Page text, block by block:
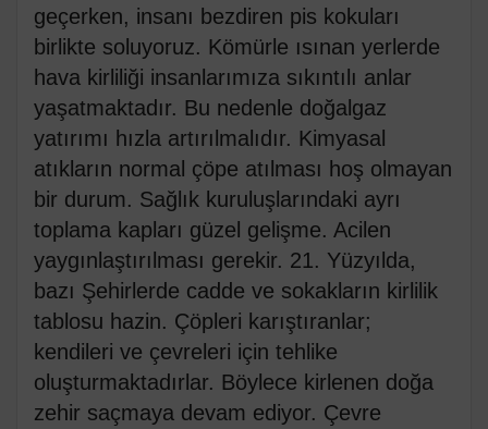
geçerken, insanı bezdiren pis kokuları
birlikte soluyoruz. Kömürle ısınan yerlerde
hava kirliliği insanlarımıza sıkıntılı anlar
yaşatmaktadır. Bu nedenle doğalgaz
yatırımı hızla artırılmalıdır. Kimyasal
atıkların normal çöpe atılması hoş olmayan
bir durum. Sağlık kuruluşlarındaki ayrı
toplama kapları güzel gelişme. Acilen
yaygınlaştırılması gerekir. 21. Yüzyılda,
bazı Şehirlerde cadde ve sokakların kirlilik
tablosu hazin. Çöpleri karıştıranlar;
kendileri ve çevreleri için tehlike
oluşturmaktadırlar. Böylece kirlenen doğa
zehir saçmaya devam ediyor. Çevre